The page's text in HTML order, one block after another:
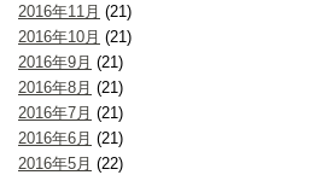
2016年11月 (21)
2016年10月 (21)
2016年9月 (21)
2016年8月 (21)
2016年7月 (21)
2016年6月 (21)
2016年5月 (22)